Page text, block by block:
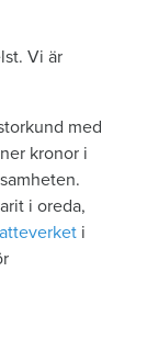
Vi är
med
kronor i
i oreda,
i